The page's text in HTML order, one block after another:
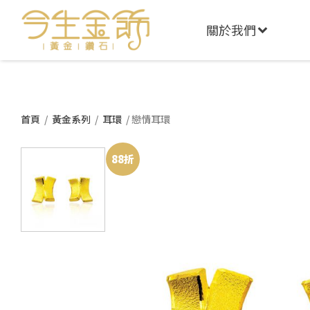
關於我們
首頁 / 黃金系列 / 耳環 / 戀情耳環
88折